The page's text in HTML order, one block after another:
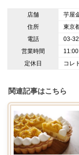
店舗
芋屋
住所
東京
電話
03-
営業時間
定休日
コレ
関連記事はこちら